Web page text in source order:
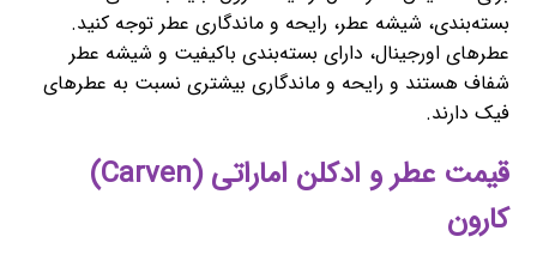
بسته‌بندی، شیشه عطر، رایحه و ماندگاری عطر توجه کنید.
عطرهای اورجینال، دارای بسته‌بندی باکیفیت و شیشه عطر
شفاف هستند و رایحه و ماندگاری بیشتری نسبت به عطرهای
فیک دارند.
قیمت عطر و ادکلن اماراتی (Carven)
کارون